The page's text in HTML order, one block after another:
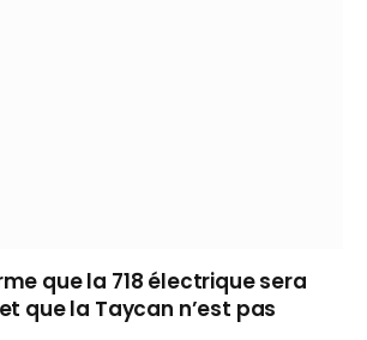
que la 718 électrique sera
que la Taycan n’est pas